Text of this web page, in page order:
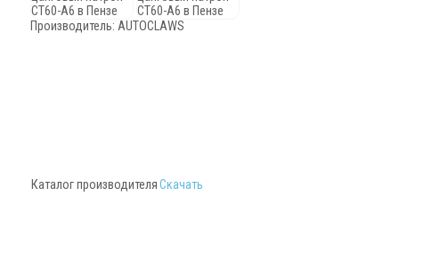
Производитель: AUTOCLAWS
Каталог производителяСкачать